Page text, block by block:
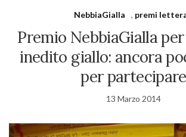
NebbiaGialla , premi
Premio NebbiaGialla
inedito giallo: ancora
per partecipare
13 Marzo 2014